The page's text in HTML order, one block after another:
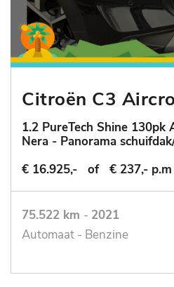
Citroën C3
1.2 PureTech Shine
Nera - Panorama
€ 16.925,-
of € 237,- p.m
75.522 km - 2021
Automaat - Benzine